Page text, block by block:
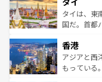
覧を参照し
急速な発展
ーチミン市
醸し出して
とつ。フォ
ひ現地で味
が旅行者を
タイは、東
国だ。首都
の活気が交
帯で自然と
いビーチで
香港
アジアと西
もっている